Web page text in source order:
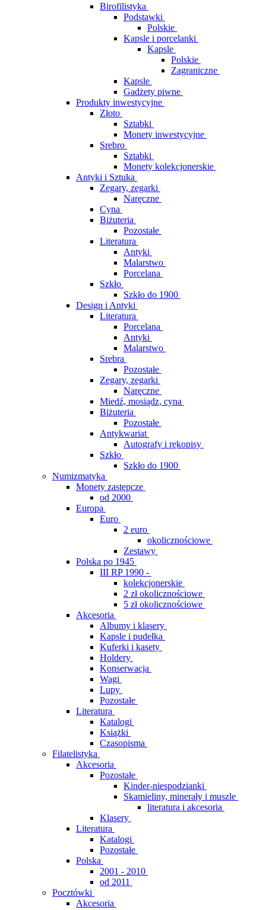
Birofilistyka
Podstawki
Polskie
Kapsle i porcelanki
Kapsle
Polskie
Zagraniczne
Kapsle
Gadżety piwne
Produkty inwestycyjne
Złoto
Sztabki
Monety inwestycyjne
Srebro
Sztabki
Monety kolekcjonerskie
Antyki i Sztuka
Zegary, zegarki
Naręczne
Cyna
Biżuteria
Pozostałe
Literatura
Antyki
Malarstwo
Porcelana
Szkło
Szkło do 1900
Design i Antyki
Literatura
Porcelana
Antyki
Malarstwo
Srebra
Pozostałe
Zegary, zegarki
Naręczne
Miedź, mosiądz, cyna
Biżuteria
Pozostałe
Antykwariat
Autografy i rękopisy
Szkło
Szkło do 1900
Numizmatyka
Monety zastępcze
od 2000
Europa
Euro
2 euro
okolicznościowe
Zestawy
Polska po 1945
III RP 1990 -
kolekcjonerskie
2 zł okolicznościowe
5 zł okolicznościowe
Akcesoria
Albumy i klasery
Kapsle i pudełka
Kuferki i kasety
Holdery
Konserwacja
Wagi
Lupy
Pozostałe
Literatura
Katalogi
Książki
Czasopisma
Filatelistyka
Akcesoria
Pozostałe
Kinder-niespodzianki
Skamieliny, minerały i muszle
literatura i akcesoria
Klasery
Literatura
Katalogi
Pozostałe
Polska
2001 - 2010
od 2011
Pocztówki
Akcesoria